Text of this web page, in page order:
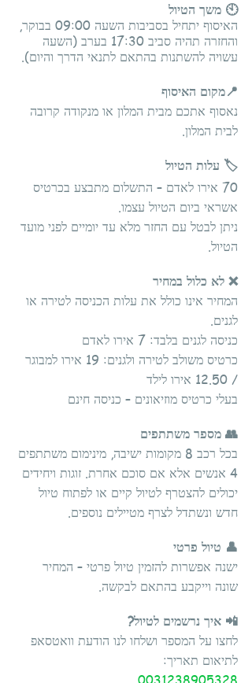
🕙 משך הטיול
האיסוף יתחיל בסביבות השעה 09:00 בבוקר,
והחזרה תהיה סביב 17:30 בערב (השעה
עשויה להשתנות בהתאם לתנאי הדרך והיום).
📍מקום האיסוף
נאסוף אתכם מבית המלון או מנקודה קרובה
לבית המלון.
🏷️ עלות הטיול
70 אירו לאדם – התשלום מתבצע בכרטיס
אשראי ביום הטיול עצמו.
ניתן לבטל עם החזר מלא עד יומיים לפני מועד
הטיול.
❌ לא כלול במחיר
המחיר אינו כולל את עלות הכניסה לטירה או
לגנים.
כניסה לגנים בלבד: 7 אירו לאדם
כרטיס משולב לטירה ולגנים: 19 אירו למבוגר
/ 12.50 אירו לילד
בעלי כרטיס מוזיאונים – כניסה חינם
👥 מספר משתתפים
בכל רכב 8 מקומות ישיבה, מינימום משתתפים
4 אנשים אלא אם סוכם אחרת. זוגות ויחידים
יכולים להצטרף לטיול קיים או לפתוח טיול
חדש ונשתדל לצרף מטיילים נוספים.
👤 טיול פרטי
ישנה אפשרות להזמין טיול פרטי – המחיר
שונה וייקבע בהתאם לבקשה.
📲 איך נרשמים לטיול?
לחצו על המספר ושלחו לנו הודעת וואטסאפ
לתיאום תאריך: